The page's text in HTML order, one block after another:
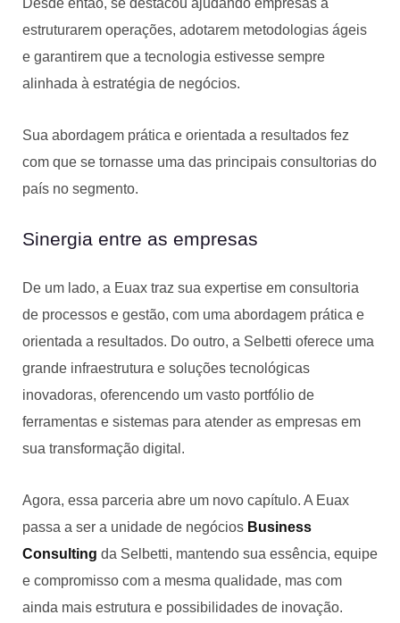
Desde então, se destacou ajudando empresas a
estruturarem operações, adotarem metodologias ágeis
e garantirem que a tecnologia estivesse sempre
alinhada à estratégia de negócios.
Sua abordagem prática e orientada a resultados fez
com que se tornasse uma das principais consultorias do
país no segmento.
Sinergia entre as empresas
De um lado, a Euax traz sua expertise em consultoria
de processos e gestão, com uma abordagem prática e
orientada a resultados. Do outro, a Selbetti oferece uma
grande infraestrutura e soluções tecnológicas
inovadoras, oferencendo um vasto portfólio de
ferramentas e sistemas para atender as empresas em
sua transformação digital.
Agora, essa parceria abre um novo capítulo. A Euax
passa a ser a unidade de negócios Business
Consulting da Selbetti, mantendo sua essência, equipe
e compromisso com a mesma qualidade, mas com
ainda mais estrutura e possibilidades de inovação.